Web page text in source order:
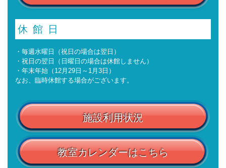
休館日
・毎週水曜日（祝日の場合は翌日）
・祝日の翌日（日曜日の場合は休館しません）
・年末年始（12月29日～1月3日）
なお、臨時休館する場合がございます。
施設利用状況
教室カレンダーはこちら